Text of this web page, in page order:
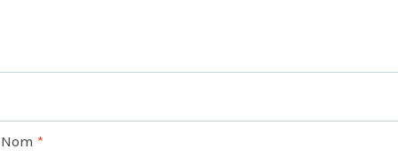
Nom *